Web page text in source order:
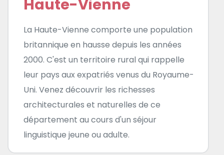
Haute-Vienne
La Haute-Vienne comporte une population
britannique en hausse depuis les années
2000. C'est un territoire rural qui rappelle
leur pays aux expatriés venus du Royaume-
Uni. Venez découvrir les richesses
architecturales et naturelles de ce
département au cours d'un séjour
linguistique jeune ou adulte.